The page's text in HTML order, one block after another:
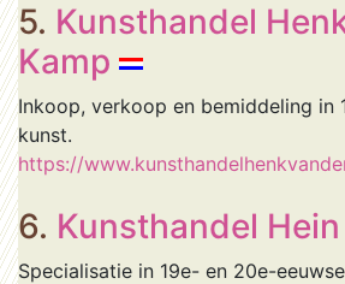
5. Kunsthandel
Kamp
Inkoop, verkoop en bemiddeling in
kunst.
https://
6. Kunsthandel
Specialisatie in 19e- en 20e-